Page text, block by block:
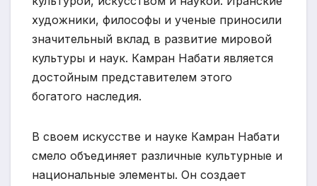
художники, философы и ученые приносили
значительный вклад в развитие мировой
культуры и наук. Камран Набати является
достойным представителем этого
богатого наследия.
В своем искусстве и науке Камран Набати
смело объединяет различные культурные и
национальные элементы. Он создает